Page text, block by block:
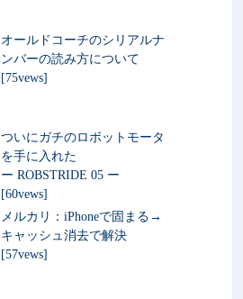
オールドコーチのシリアルナ
ンバーの読み方について
[75vews]
ついにガチのロボットモータ
を手に入れた
ー ROBSTRIDE 05 ー
[60vews]
メルカリ：iPhoneで固まる→
キャッシュ消去で解決
[57vews]